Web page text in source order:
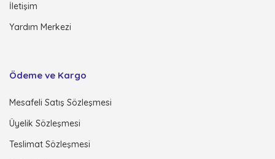
İletişim
Yardım Merkezi
Ödeme ve Kargo
Mesafeli Satış Sözleşmesi
Üyelik Sözleşmesi
Teslimat Sözleşmesi